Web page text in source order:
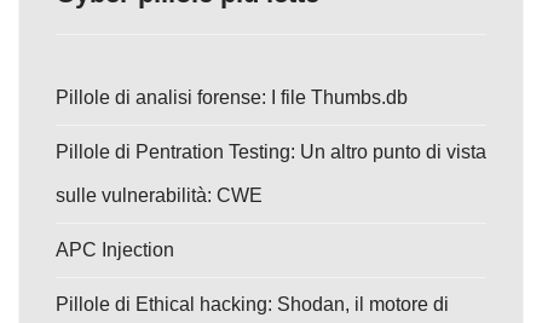
Pillole di analisi forense: I file Thumbs.db
Pillole di Pentration Testing: Un altro punto di vista
sulle vulnerabilità: CWE
APC Injection
Pillole di Ethical hacking: Shodan, il motore di